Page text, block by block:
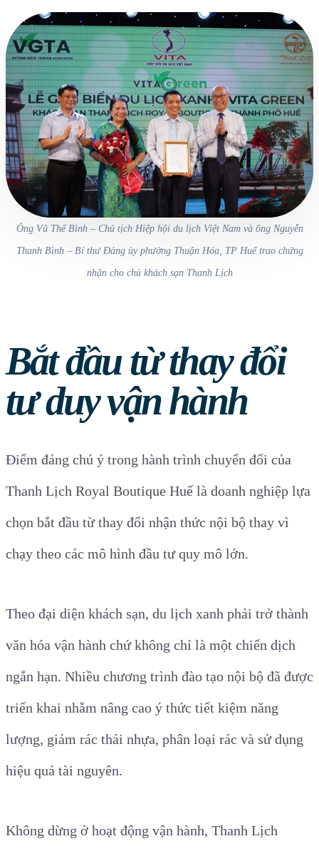
Ông Vũ Thế Bình – Chủ tịch Hiệp hội du lịch Việt Nam và ông Nguyễn
Thanh Bình – Bí thư Đảng ủy phường Thuận Hóa, TP Huế trao chứng
nhận cho chủ khách sạn Thanh Lịch
Bắt đầu từ thay đổi
tư duy vận hành
Điểm đáng chú ý trong hành trình chuyển đổi của
Thanh Lịch Royal Boutique Huế là doanh nghiệp lựa
chọn bắt đầu từ thay đổi nhận thức nội bộ thay vì
chạy theo các mô hình đầu tư quy mô lớn.
Theo đại diện khách sạn, du lịch xanh phải trở thành
văn hóa vận hành chứ không chỉ là một chiến dịch
ngắn hạn. Nhiều chương trình đào tạo nội bộ đã được
triển khai nhằm nâng cao ý thức tiết kiệm năng
lượng, giảm rác thải nhựa, phân loại rác và sử dụng
hiệu quả tài nguyên.
Không dừng ở hoạt động vận hành, Thanh Lịch